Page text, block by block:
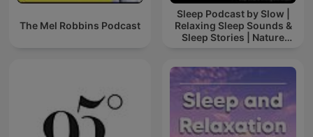
The Mel Robbins Podcast
Sleep Podcast by Slow |
Relaxing Sleep Sounds &
Sleep Stories | Nature